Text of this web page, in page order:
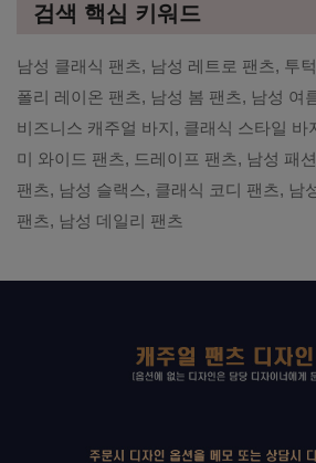
검색 핵심 키워드
남성 클래식 팬츠, 남성 레트로 팬츠, 투
폴리 레이온 팬츠, 남성 봄 팬츠, 남성 여
비즈니스 캐주얼 바지, 클래식 스타일 바
미 와이드 팬츠, 드레이프 팬츠, 남성 패
팬츠, 남성 슬랙스, 클래식 코디 팬츠, 남
팬츠, 남성 데일리 팬츠